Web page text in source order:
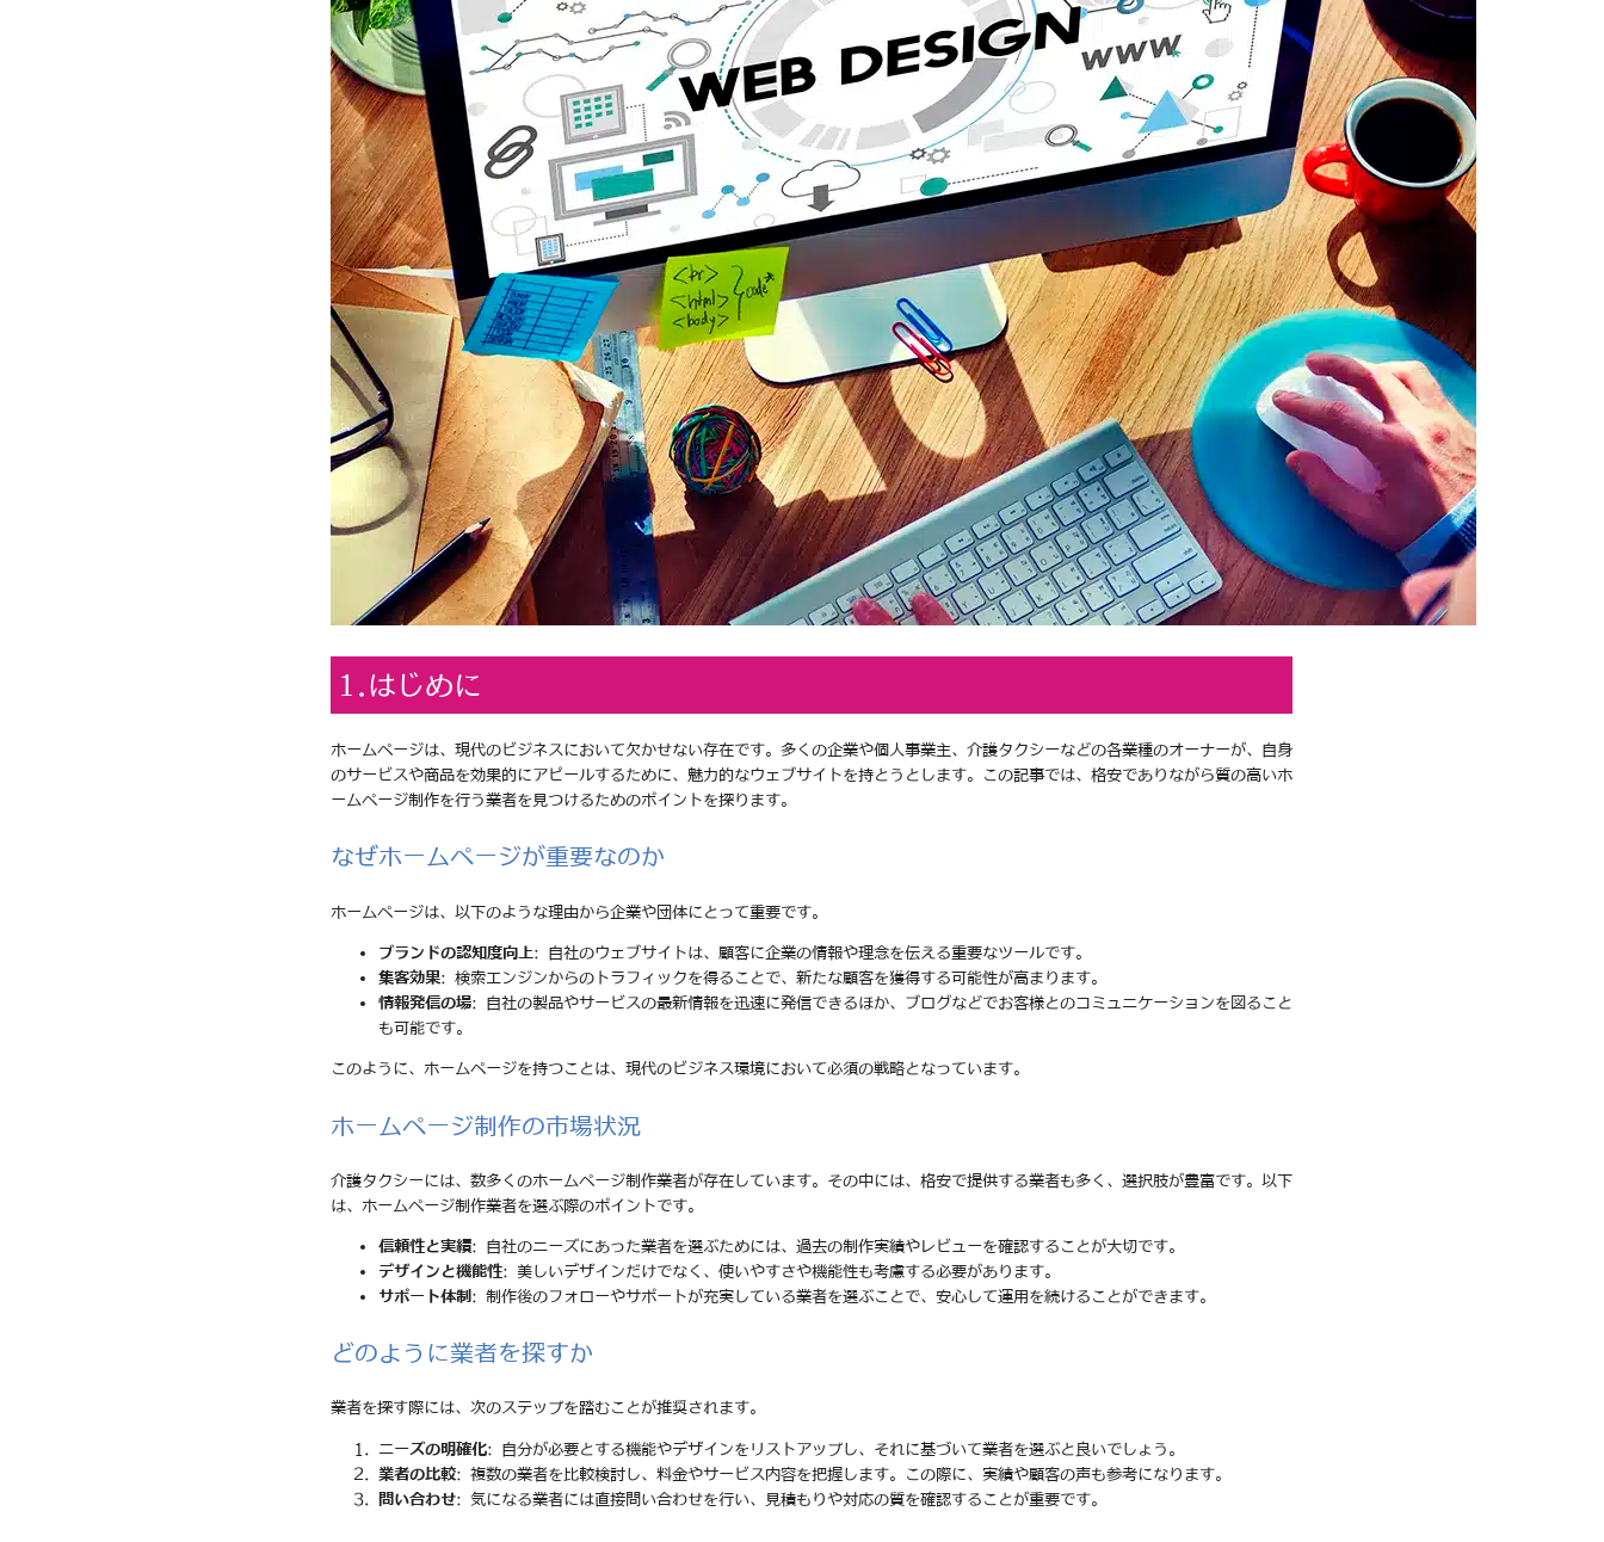
1.はじめに
ホームページは、現代のビジネスにおいて欠かせない存在です。多くの企業や個人事業主、介護タクシーなどの各業種のオーナーが、自身
のサービスや商品を効果的にアピールするために、魅力的なウェブサイトを持とうとします。この記事では、格安でありながら質の高いホ
ームページ制作を行う業者を見つけるためのポイントを探ります。
なぜホームページが重要なのか
ホームページは、以下のような理由から企業や団体にとって重要です。
ブランドの認知度向上: 自社のウェブサイトは、顧客に企業の情報や理念を伝える重要なツールです。
集客効果: 検索エンジンからのトラフィックを得ることで、新たな顧客を獲得する可能性が高まります。
情報発信の場: 自社の製品やサービスの最新情報を迅速に発信できるほか、ブログなどでお客様とのコミュニケーションを図ること
も可能です。
このように、ホームページを持つことは、現代のビジネス環境において必須の戦略となっています。
ホームページ制作の市場状況
介護タクシーには、数多くのホームページ制作業者が存在しています。その中には、格安で提供する業者も多く、選択肢が豊富です。以下
は、ホームページ制作業者を選ぶ際のポイントです。
信頼性と実績: 自社のニーズにあった業者を選ぶためには、過去の制作実績やレビューを確認することが大切です。
デザインと機能性: 美しいデザインだけでなく、使いやすさや機能性も考慮する必要があります。
サポート体制 : 制作後のフォローやサポートが充実している業者を選ぶことで、安心して運用を続けることができます。
どのように業者を探すか
業者を探す際には、次のステップを踏むことが推奨されます。
ニーズの明確化: 自分が必要とする機能やデザインをリストアップし、それに基づいて業者を選ぶと良いでしょう。
業者の比較: 複数の業者を比較検討し、料金やサービス内容を把握します。この際に、実績や顧客の声も参考になります。
問い合わせ: 気になる業者には直接問い合わせを行い、見積もりや対応の質を確認することが重要です。